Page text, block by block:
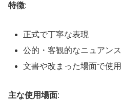
特徴:
正式で丁寧な表現
公的・客観的なニュアンス
文書や改まった場面で使用
主な使用場面: